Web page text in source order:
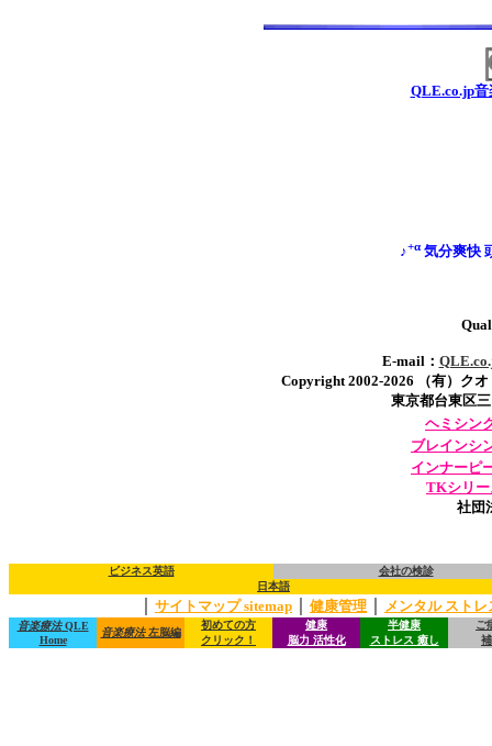
QLE.co.jp音
♪+α気分爽快
E-mail：
Copyright 2002-2026 （有）ク
東京都台東区
ヘミシン
ブレインシ
インナーピ
TKシリー
社団
ビジネス英語
会社の検診
日本語
サイトマップ sitemap 健康管理 メンタル ストレ
音楽療法QLE
Home
音楽療法左脳編
初めての方
クリック！
健康
脳力 活性化
半健康
ストレス 癒し
ご